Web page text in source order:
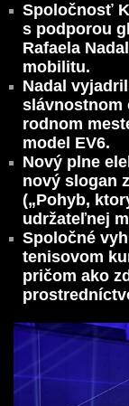
Spoločnosť
s podporou
Rafaela
mobilitu.
Nadal
slávnostnom
rodnom
model EV6.
Nový plne
nový slogan
(„Pohyb,
udržateľnej
Spoločné
tenisovom
pričom ako